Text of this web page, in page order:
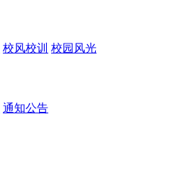
校风校训 校园风光
通知公告